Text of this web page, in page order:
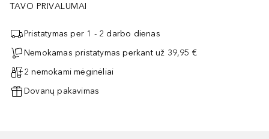
TAVO PRIVALUMAI
Pristatymas per 1 - 2 darbo dienas
Nemokamas pristatymas perkant už 39,95 €
2 nemokami mėginėliai
Dovanų pakavimas